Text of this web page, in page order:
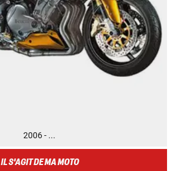
2006 - ...
IL S'AGIT DE MA MOTO